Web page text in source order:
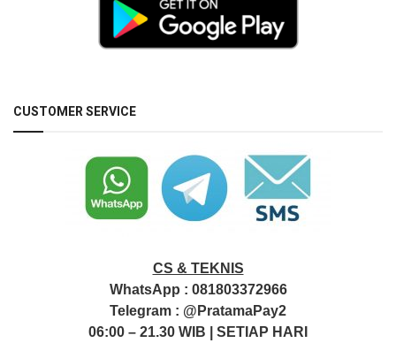
CUSTOMER SERVICE
CS & TEKNIS
WhatsApp : 081803372966
Telegram : @PratamaPay2
06:00 – 21.30 WIB | SETIAP HARI